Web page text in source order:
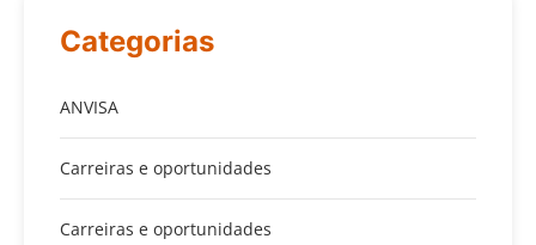
Categorias
ANVISA
Carreiras e oportunidades
Carreiras e oportunidades